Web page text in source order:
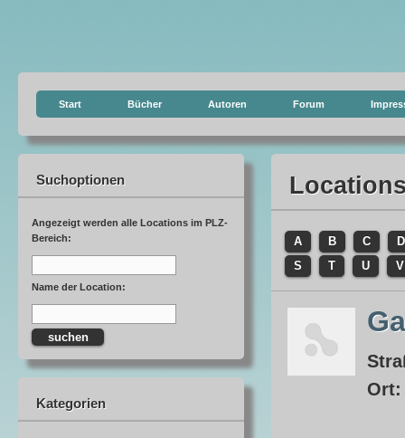
Start Bücher Autoren Forum
Suchoptionen
Angezeigt werden alle Locations im PLZ-
Bereich:
Name der Location:
Kategorien
A B C
D
S
T U V